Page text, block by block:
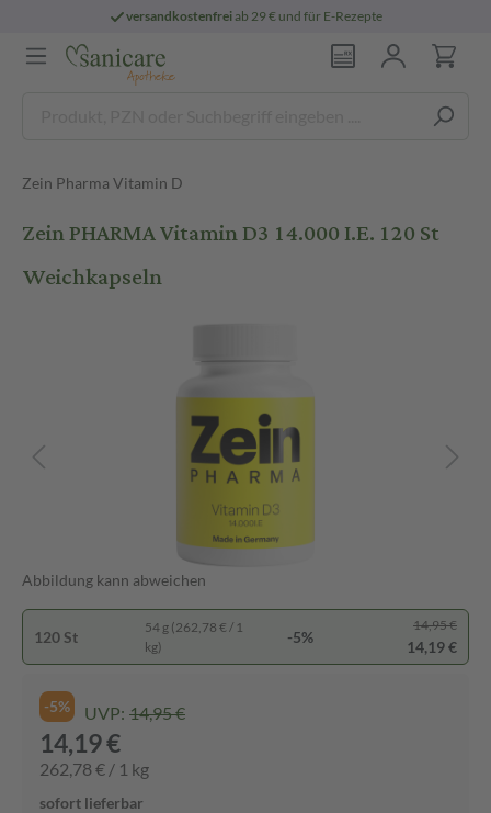
versandkostenfreiab 29 € und für E-Rezepte
Zein Pharma Vitamin D
Zein PHARMA Vitamin D3 14.000 I.E. 120 St
Weichkapseln
Abbildung kann abweichen
120 St
54 g (262,78 € / 1
kg)
-5%
14,95 €
14,19 €
-5% UVP: 14,95 €
14,19 €
262,78 € / 1 kg
sofort lieferbar